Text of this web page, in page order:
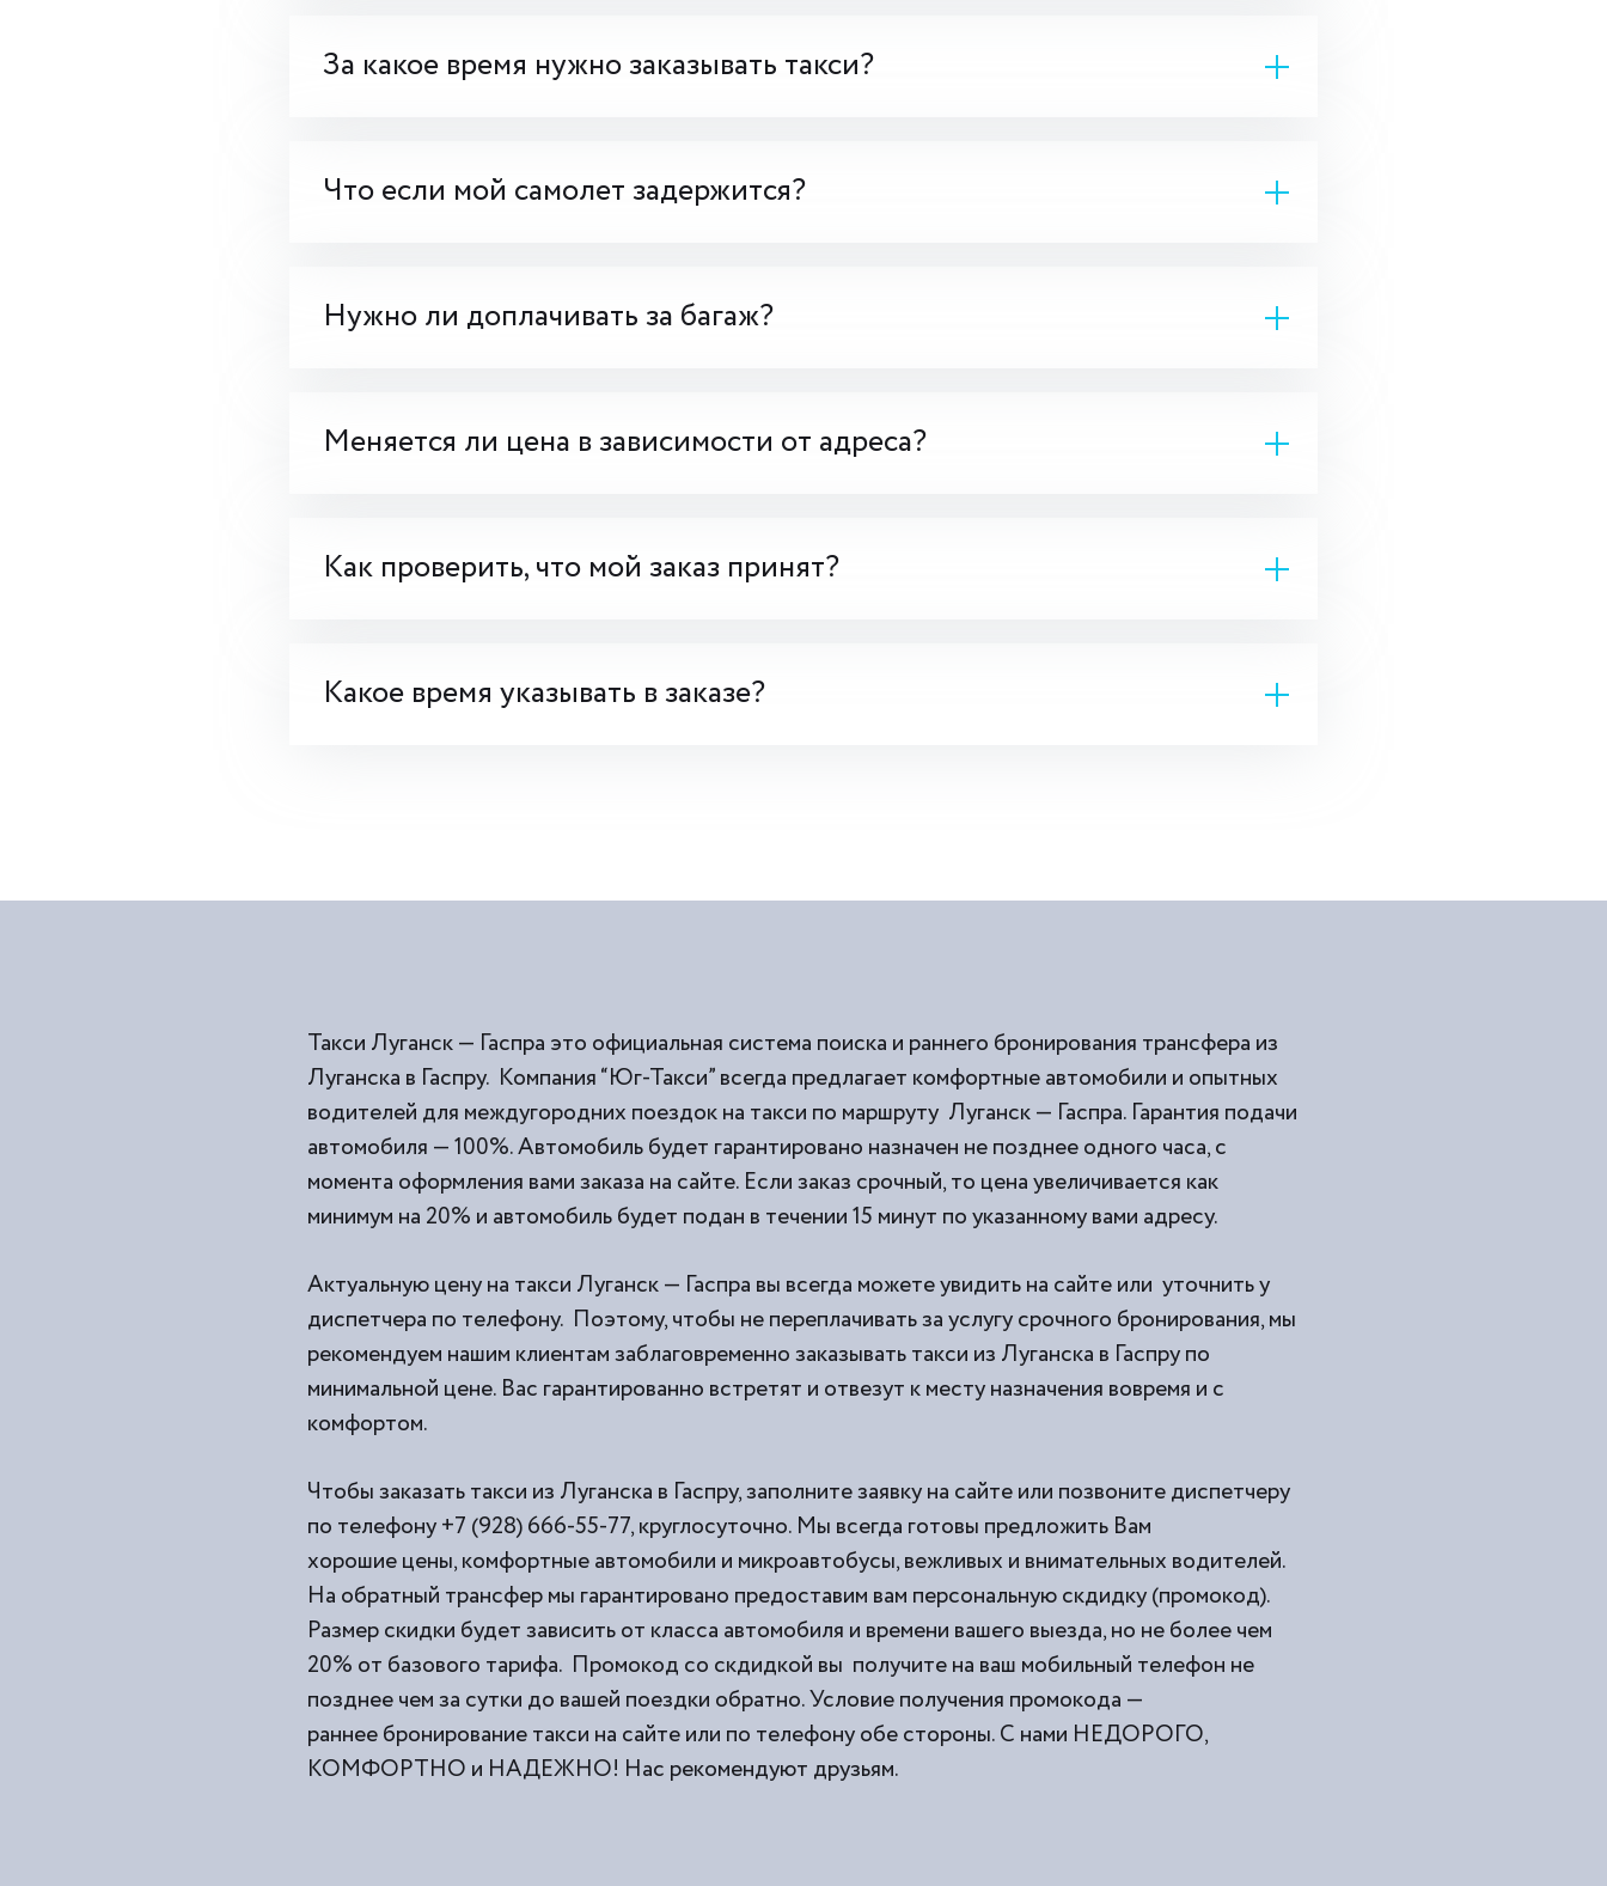
За какое время нужно заказывать такси?
Что если мой самолет задержится?
Нужно ли доплачивать за багаж?
Меняется ли цена в зависимости от адреса?
Как проверить, что мой заказ принят?
Какое время указывать в заказе?
Такси Луганск — Гаспра это официальная система поиска и раннего бронирования трансфера из
Луганска в Гаспру. Компания “Юг-Такси” всегда предлагает комфортные автомобили и опытных
водителей для междугородних поездок на такси по маршруту Луганск — Гаспра. Гарантия подачи
автомобиля — 100%. Автомобиль будет гарантировано назначен не позднее одного часа, с
момента оформления вами заказа на сайте. Если заказ срочный, то цена увеличивается как
минимум на 20% и автомобиль будет подан в течении 15 минут по указанному вами адресу.
Актуальную цену на такси Луганск — Гаспра вы всегда можете увидить на сайте или уточнить у
диспетчера по телефону. Поэтому, чтобы не переплачивать за услугу срочного бронирования, мы
рекомендуем нашим клиентам заблаговременно заказывать такси из Луганска в Гаспру по
минимальной цене. Вас гарантированно встретят и отвезут к месту назначения вовремя и с
комфортом.
Чтобы заказать такси из Луганска в Гаспру, заполните заявку на сайте или позвоните диспетчеру
по телефону +7 (928) 666-55-77, круглосуточно. Мы всегда готовы предложить Вам
хорошие цены, комфортные автомобили и микроавтобусы, вежливых и внимательных водителей.
На обратный трансфер мы гарантировано предоставим вам персональную скдидку (промокод).
Размер скидки будет зависить от класса автомобиля и времени вашего выезда, но не более чем
20% от базового тарифа. Промокод со скдидкой вы получите на ваш мобильный телефон не
позднее чем за сутки до вашей поездки обратно. Условие получения промокода —
раннее бронирование такси на сайте или по телефону обе стороны. С нами НЕДОРОГО,
КОМФОРТНО и НАДЕЖНО! Нас рекомендуют друзьям.